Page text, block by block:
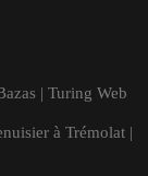
| Turing Web
à Trémolat |